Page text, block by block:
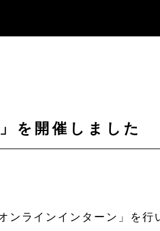
を開催しました
ンラインインターン」を